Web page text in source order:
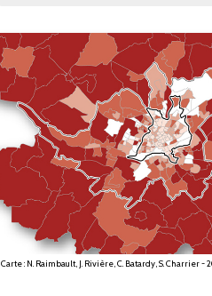
Carte : N. Raimbault, J. Rivière, C. Batardy, S. Charrier -